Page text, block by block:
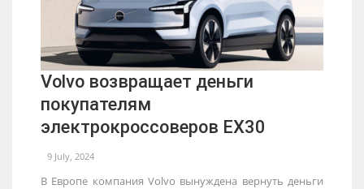
Volvo возвращает деньги
покупателям
электрокроссоверов EX30
9 July, 2024
В Европе компания Volvo вынуждена вернуть деньги